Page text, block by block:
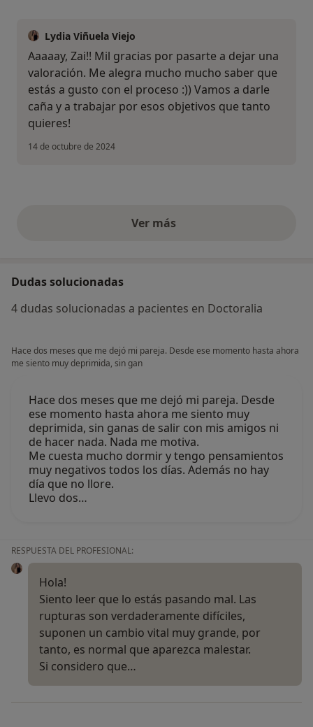
Lydia Viñuela Viejo
Aaaaay, Zai!! Mil gracias por pasarte a dejar una
valoración. Me alegra mucho mucho saber que
estás a gusto con el proceso :)) Vamos a darle
caña y a trabajar por esos objetivos que tanto
quieres!
14 de octubre de 2024
Ver másopiniones anteriores
Dudas solucionadas
4 dudas solucionadas a pacientes en Doctoralia
Hace dos meses que me dejó mi pareja. Desde ese momento hasta ahora
me siento muy deprimida, sin gan
Hace dos meses que me dejó mi pareja. Desde
ese momento hasta ahora me siento muy
deprimida, sin ganas de salir con mis amigos ni
de hacer nada. Nada me motiva.
Me cuesta mucho dormir y tengo pensamientos
muy negativos todos los días. Además no hay
día que no llore.
Llevo dos…
RESPUESTA DEL PROFESIONAL:
Hola!
Siento leer que lo estás pasando mal. Las
rupturas son verdaderamente difíciles,
suponen un cambio vital muy grande, por
tanto, es normal que aparezca malestar.
Si considero que…